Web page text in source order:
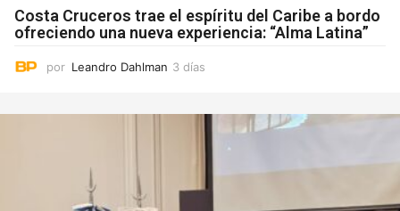
Costa Cruceros trae el espíritu del Caribe a bordo
ofreciendo una nueva experiencia: “Alma Latina”
por Leandro Dahlman 3 días
a